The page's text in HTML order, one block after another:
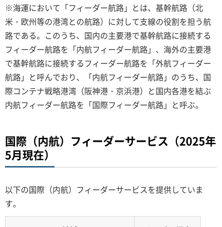
※海運において「フィーダー航路」とは、基幹航路（北
米・欧州等の港湾との航路）に対して支線の役割を担う航
路である。このうち、国内の主要港で基幹航路に接続する
フィーダー航路を「内航フィーダー航路」、海外の主要港
で基幹航路に接続するフィーダー航路を「外航フィーダー
航路」と呼んでおり、「内航フィーダー航路」のうち、国
際コンテナ戦略港湾（阪神港・京浜港）と国内各港を結ぶ
内航フィーダー航路を「国際フィーダー航路」と呼ぶ。
国際（内航）フィーダーサービス（2025年
5月現在）
以下の国際（内航）フィーダーサービスを提供していま
す。